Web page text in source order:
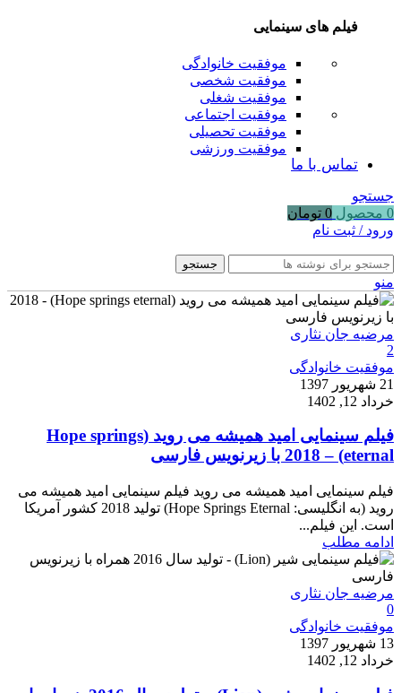
فیلم های سینمایی
موفقیت خانوادگی
موفقیت شخصی
موفقیت شغلی
موفقیت اجتماعی
موفقیت تحصیلی
موفقیت ورزشی
تماس با ما
جستجو
0 محصول 0 تومان
ورود / ثبت نام
جستجو
منو
مرضیه جان نثاری
2
موفقیت خانوادگی
21 شهریور 1397
خرداد 12, 1402
فیلم سینمایی امید همیشه می روید (Hope springs
eternal) – 2018 با زیرنویس فارسی
فیلم سینمایی امید همیشه می روید فیلم سینمایی امید همیشه می
روید (به انگلیسی: Hope Springs Eternal) تولید 2018 کشور آمریکا
است. این فیلم...
ادامه مطلب
مرضیه جان نثاری
0
موفقیت خانوادگی
13 شهریور 1397
خرداد 12, 1402